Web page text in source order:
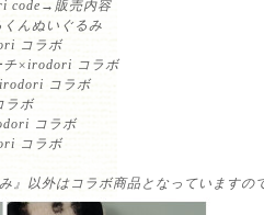
code→販売内容⁡
くんぬいぐるみ⁡
コラボ⁡
チ×irodori コラボ⁡
コラボ⁡
ラボ⁡
コラボ⁡
コラボ⁡
』以外はコラボ商品となっていますの